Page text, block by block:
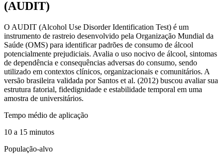
(AUDIT)
O AUDIT (Alcohol Use Disorder Identification Test) é um
instrumento de rastreio desenvolvido pela Organização Mundial da
Saúde (OMS) para identificar padrões de consumo de álcool
potencialmente prejudiciais. Avalia o uso nocivo de álcool, sintomas
de dependência e consequências adversas do consumo, sendo
utilizado em contextos clínicos, organizacionais e comunitários. A
versão brasileira validada por Santos et al. (2012) buscou avaliar sua
estrutura fatorial, fidedignidade e estabilidade temporal em uma
amostra de universitários.
Tempo médio de aplicação
10 a 15 minutos
População-alvo